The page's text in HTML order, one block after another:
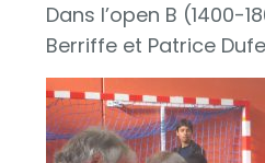
Dans l’open B (1400-
Berriffe et Patrice